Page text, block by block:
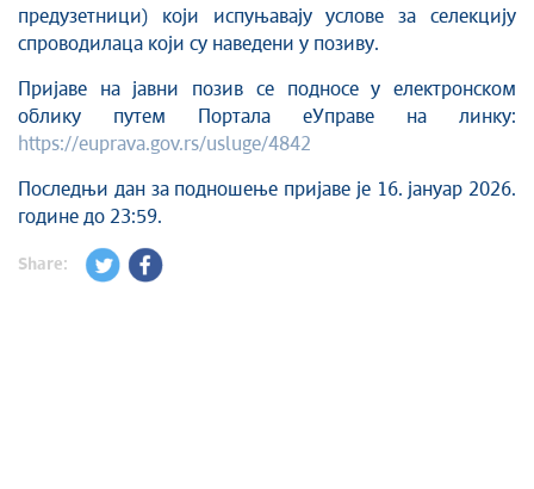
предузетници) који испуњавају услове за селекцију
спроводилаца који су наведени у позиву.
Пријаве на јавни позив се подносе у електронском
облику путем Портала еУправе на линку:
https://euprava.gov.rs/usluge/4842
Последњи дан за подношење пријаве је 16. јануар 2026.
године до 23:59.
Share: